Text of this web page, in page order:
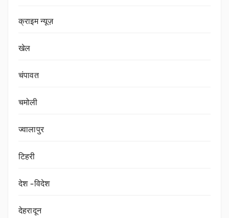
क्राइम न्यूज़
खेल
चंपावत
चमोली
ज्वालापुर
टिहरी
देश -विदेश
देहरादून